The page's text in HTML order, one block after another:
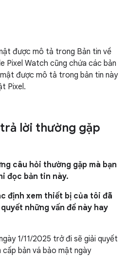
được mô tả trong Bản tin về
Pixel Watch cũng chứa các bản
được mô tả trong bản tin này
Pixel.
lời thường gặp
câu hỏi thường gặp mà bạn
đọc bản tin này.
định xem thiết bị của tôi đã
những vấn đề này hay
1/11/2025 trở đi sẽ giải quyết
cấp bản vá bảo mật ngày